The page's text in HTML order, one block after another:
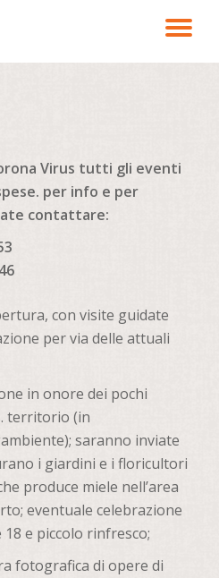
Virus tutti gli eventi
per info e per
contattare:
con visite guidate
per via delle attuali
in onore dei pochi
territorio (in
saranno inviate
i giardini e i floricultori
produce miele nell’area
eventuale celebrazione
18 e piccolo rinfresco;
fotografica di opere di